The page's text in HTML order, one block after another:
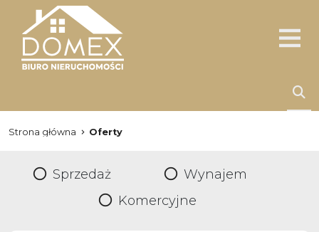
Strona główna Oferty
Sprzedaż
Wynajem
Komercyjne